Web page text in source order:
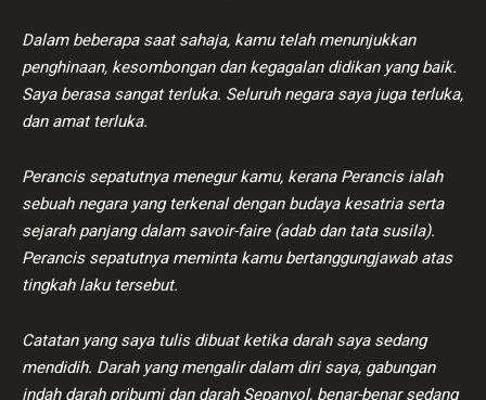
Dalam beberapa saat sahaja, kamu telah menunjukkan
penghinaan, kesombongan dan kegagalan didikan yang baik.
Saya berasa sangat terluka. Seluruh negara saya juga terluka,
dan amat terluka.
Perancis sepatutnya menegur kamu, kerana Perancis ialah
sebuah negara yang terkenal dengan budaya kesatria serta
sejarah panjang dalam savoir-faire (adab dan tata susila).
Perancis sepatutnya meminta kamu bertanggungjawab atas
tingkah laku tersebut.
Catatan yang saya tulis dibuat ketika darah saya sedang
mendidih. Darah yang mengalir dalam diri saya, gabungan
indah darah pribumi dan darah Sepanyol, benar-benar sedang